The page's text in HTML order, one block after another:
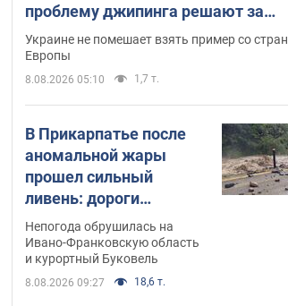
проблему джипинга решают за
границей
Украине не помешает взять пример со стран
Европы
8.08.2026 05:10 1,7 т.
В Прикарпатье после
аномальной жары
прошел сильный
ливень: дороги
превратились в реки.
Видео
Непогода обрушилась на
Ивано-Франковскую область
и курортный Буковель
8.08.2026 09:27 18,6 т.